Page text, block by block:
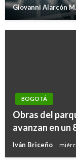
Giovanni Alarcón
BOGOTÁ
Obras del
avanzan en un
Iván Briceño